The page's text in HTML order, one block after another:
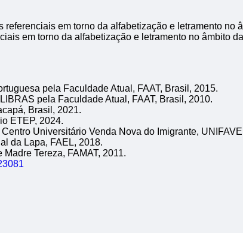
em torno da alfabetização e letramento no âmbito
pela Faculdade Atual, FAAT, Brasil, 2015.
pela Faculdade Atual, FAAT, Brasil, 2010.
Brasil, 2021.
ETEP, 2024.
Universitário Venda Nova do Imigrante,
da Lapa, FAEL, 2018.
Tereza, FAMAT, 2011.